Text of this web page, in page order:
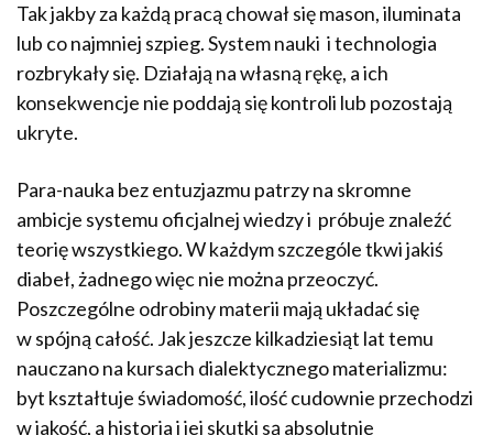
Tak jakby za każdą pracą chował się mason, iluminata
lub co najmniej szpieg. System nauki i technologia
rozbrykały się. Działają na własną rękę, a ich
konsekwencje nie poddają się kontroli lub pozostają
ukryte.
Para-nauka bez entuzjazmu patrzy na skromne
ambicje systemu oficjalnej wiedzy i próbuje znaleźć
teorię wszystkiego. W każdym szczególe tkwi jakiś
diabeł, żadnego więc nie można przeoczyć.
Poszczególne odrobiny materii mają układać się
w spójną całość. Jak jeszcze kilkadziesiąt lat temu
nauczano na kursach dialektycznego materializmu:
byt kształtuje świadomość, ilość cudownie przechodzi
w jakość, a historia i jej skutki są absolutnie